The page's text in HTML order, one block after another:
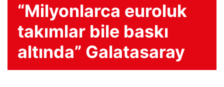
“Milyonlarca euroluk
takımlar bile baskı
altında” Galatasaray